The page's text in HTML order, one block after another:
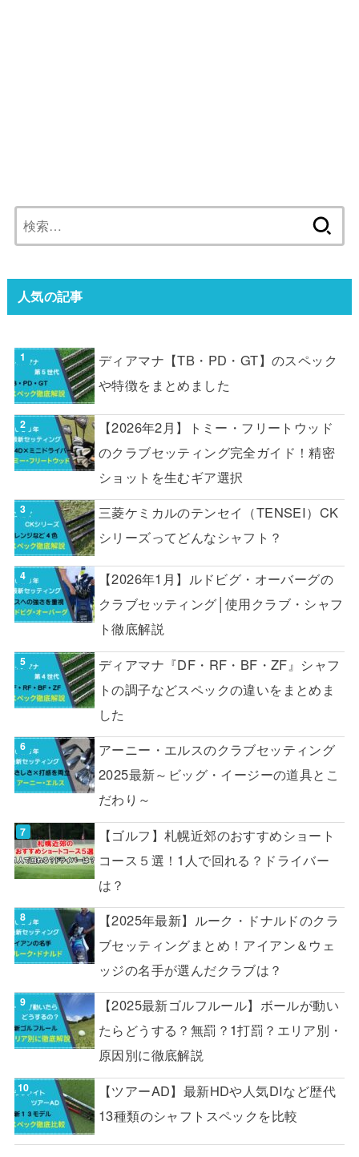
索:
人気の記事
ディアマナ【TB・PD・GT】のスペック
や特徴をまとめました
【2026年2月】トミー・フリートウッド
のクラブセッティング完全ガイド！精密
ショットを生むギア選択
三菱ケミカルのテンセイ（TENSEI）CK
シリーズってどんなシャフト？
【2026年1月】ルドビグ・オーバーグの
クラブセッティング│使用クラブ・シャフ
ト徹底解説
ディアマナ『DF・RF・BF・ZF』シャフ
トの調子などスペックの違いをまとめま
した
アーニー・エルスのクラブセッティング
2025最新～ビッグ・イージーの道具とこ
だわり～
【ゴルフ】札幌近郊のおすすめショート
コース５選！1人で回れる？ドライバー
は？
【2025年最新】ルーク・ドナルドのクラ
ブセッティングまとめ！アイアン＆ウェ
ッジの名手が選んだクラブは？
【2025最新ゴルフルール】ボールが動い
たらどうする？無罰？1打罰？エリア別・
原因別に徹底解説
【ツアーAD】最新HDや人気DIなど歴代
13種類のシャフトスペックを比較